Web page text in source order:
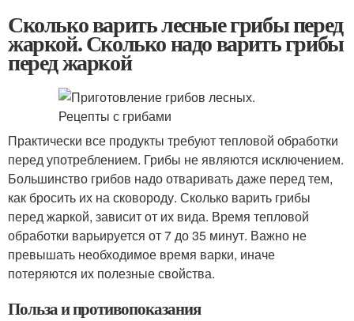
Сколько варить лесные грибы перед
жаркой. Сколько надо варить грибы
перед жаркой
Практически все продукты требуют тепловой обработки
перед употреблением. Грибы не являются исключением.
Большинство грибов надо отваривать даже перед тем,
как бросить их на сковороду. Сколько варить грибы
перед жаркой, зависит от их вида. Время тепловой
обработки варьируется от 7 до 35 минут. Важно не
превышать необходимое время варки, иначе
потеряются их полезные свойства.
Польза и противопоказания